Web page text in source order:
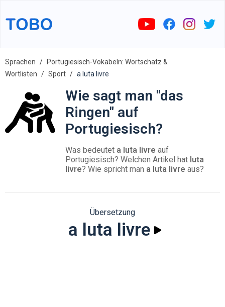
Sprachen
Portugiesisch-Vokabeln: Wortschatz &
Wortlisten
Sport a luta livre
Wie sagt man "das
Ringen" auf
Portugiesisch?
Was bedeutet a luta livre auf
Portugiesisch? Welchen Artikel hat luta
livre? Wie spricht man a luta livre aus?
Übersetzung
a luta livre